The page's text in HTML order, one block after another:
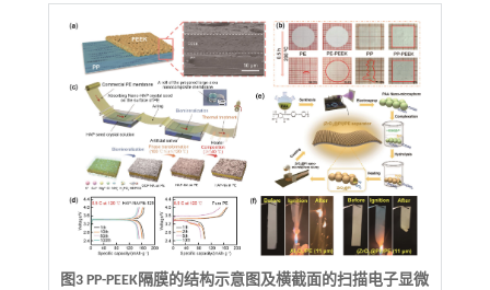
图3 PP-PEEK隔膜的结构示意图及横截面的扫描电子显微